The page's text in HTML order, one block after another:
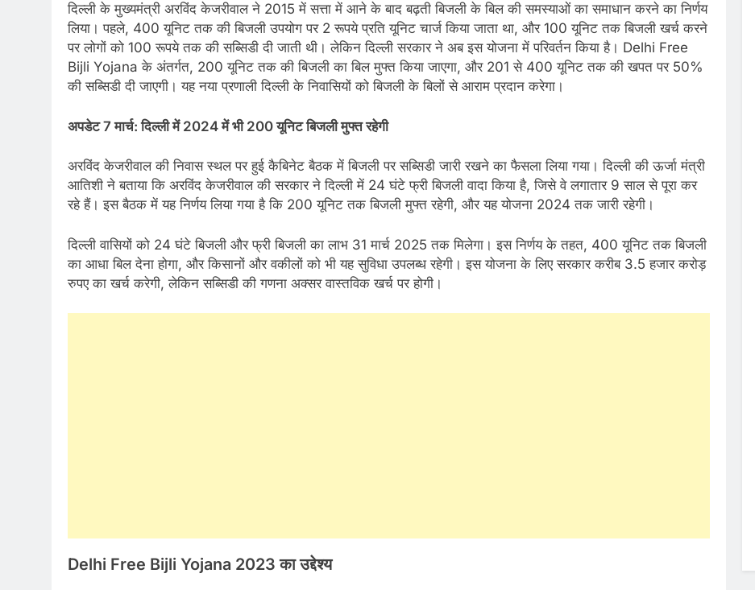
दिल्ली के मुख्यमंत्री अरविंद केजरीवाल ने 2015 में सत्ता में आने के बाद बढ़ती बिजली के बिल की समस्याओं का समाधान करने का निर्णय
लिया। पहले, 400 यूनिट तक की बिजली उपयोग पर 2 रूपये प्रति यूनिट चार्ज किया जाता था, और 100 यूनिट तक बिजली खर्च करने
पर लोगों को 100 रूपये तक की सब्सिडी दी जाती थी। लेकिन दिल्ली सरकार ने अब इस योजना में परिवर्तन किया है। Delhi Free
Bijli Yojana के अंतर्गत, 200 यूनिट तक की बिजली का बिल मुफ्त किया जाएगा, और 201 से 400 यूनिट तक की खपत पर 50%
की सब्सिडी दी जाएगी। यह नया प्रणाली दिल्ली के निवासियों को बिजली के बिलों से आराम प्रदान करेगा।
अपडेट 7 मार्च: दिल्ली में 2024 में भी 200 यूनिट बिजली मुफ्त रहेगी
अरविंद केजरीवाल की निवास स्थल पर हुई कैबिनेट बैठक में बिजली पर सब्सिडी जारी रखने का फैसला लिया गया। दिल्ली की ऊर्जा मंत्री
आतिशी ने बताया कि अरविंद केजरीवाल की सरकार ने दिल्ली में 24 घंटे फ्री बिजली वादा किया है, जिसे वे लगातार 9 साल से पूरा कर
रहे हैं। इस बैठक में यह निर्णय लिया गया है कि 200 यूनिट तक बिजली मुफ्त रहेगी, और यह योजना 2024 तक जारी रहेगी।
दिल्ली वासियों को 24 घंटे बिजली और फ्री बिजली का लाभ 31 मार्च 2025 तक मिलेगा। इस निर्णय के तहत, 400 यूनिट तक बिजली
का आधा बिल देना होगा, और किसानों और वकीलों को भी यह सुविधा उपलब्ध रहेगी। इस योजना के लिए सरकार करीब 3.5 हजार करोड़
रुपए का खर्च करेगी, लेकिन सब्सिडी की गणना अक्सर वास्तविक खर्च पर होगी।
Delhi Free Bijli Yojana 2023का उद्देश्य